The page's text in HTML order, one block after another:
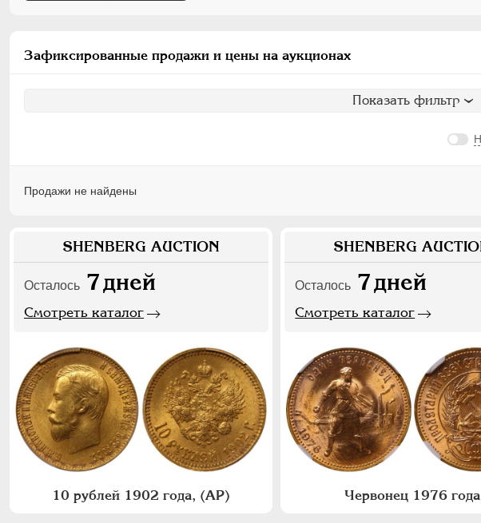
Зафиксированные продажи и цены на аукционах
Показать фильтр
Продажи не найдены
SHENBERG AUCTION
Осталось 7дней
Смотреть каталог
10 рублей 1902 года, (АР)
SHENBERG
Осталось 7дней
Смотреть каталог
Червонец 1976 года